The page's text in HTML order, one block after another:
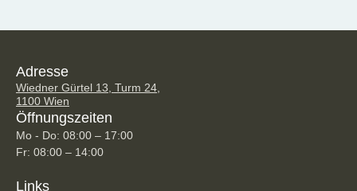
Adresse
Wiedner Gürtel 13, Turm 24,
1100 Wien
Öffnungszeiten
Mo - Do: 08:00 – 17:00
Fr: 08:00 – 14:00
Links